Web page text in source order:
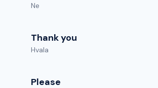
Ne
Thank you
Hvala
Please